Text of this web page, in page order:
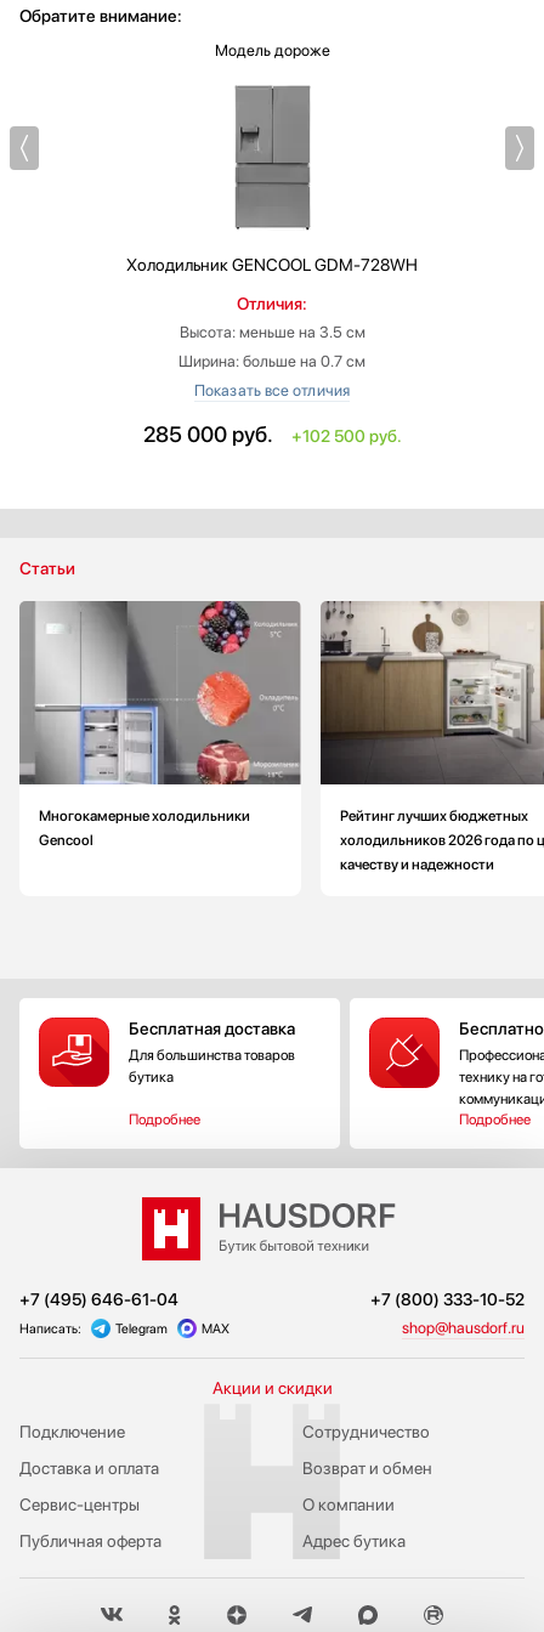
Обратите внимание:
Модель дороже
ХолодильникGENCOOL GDM-728WH
Отличия:
Высота: меньше на 3.5 см
Ширина: больше на 0.7 см
Размораживание холодильной камеры: система охлаждения без
Размораживание морозильной камеры: система замораживания без
Глубина: больше на 0.5 см
285 000 руб. +102 500 руб.
Статьи
Многокамерные холодильники
Gencool
Рейтинг лучших бюджетных
холодильников 2026 года по
качеству и надежности
Бесплатная доставка
Для большинства товаров
бутика
Подробнее
технику на
Подробнее
+7 (495) 646-61-04 +7 (800) 333-10-52
Написать: Telegram MAX shop@hausdorf.ru
Акции и скидки
Подключение
Публичная оферта
Сервис-центры
Доставка и оплата
Сотрудничество
Возврат и обмен
О компании
Адрес бутика